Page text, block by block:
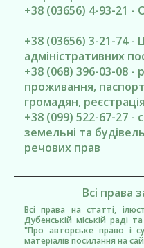
+38 (03656) 4-93-21 -
+38 (03656) 3-21-74 -
адміністративних
+38 (068) 396-03-08 -
проживання,
громадян,
+38 (099) 522-67-27 -
земельні та
речових прав
Всі права
Всі права на статті,
Дубенській міській раді
"Про авторське право і
матеріалів посилання на